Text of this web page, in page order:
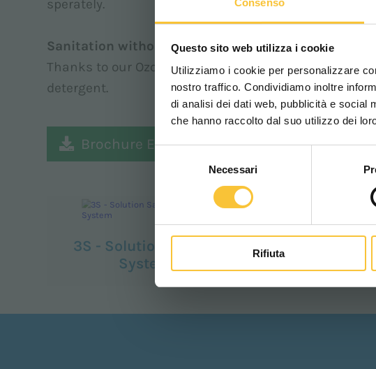
Questo sito web utilizza i cookie
Utilizziamo i cookie per personalizzare
nostro traffico. Condividiamo inoltre
di analisi dei dati web, pubblicità e social
che hanno raccolto dal suo utilizzo dei
Necessari
Rifiuta
sperately.
Sanitation without chemicals
Thanks to our Ozone System it is possible to
detergent.
Brochure Ecogreen
3S - Solution Saving
System
3SD -